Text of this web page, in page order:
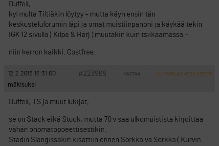
Duffeli,
kyl multa Tiltiäkin löytyy – mutta käyn ensin tän
keskusteluforumin läpi ja omat muistiinpanoni ja käykää tekin
IGK 12 sivulla ( Kilpa & Harj ) muutakin kuin tsiikaamassa –
niin kerron kaikki. Costfree.
12.2.2015 16:31:00 #223969 VASTAA ILMOITA ASIATON VIESTI
mäkisuksi
Duffeli, TS ja muut lukijat,
se on Stack eikä Stuck, mutta 70 v saa ulkomuistista kirjoittaa
vähän onomatopoeettisestikin.
Stadin Slangissakin kisattiin ennen Sörkka va Sörkkä ( Kurvin